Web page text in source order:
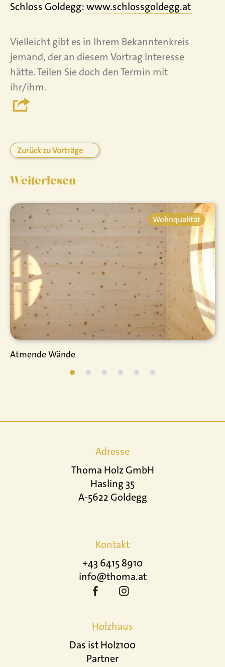
Schloss Goldegg:www.schlossgoldegg.at
Vielleicht gibt es in Ihrem Bekanntenkreis
jemand, der an diesem Vortrag Interesse
hätte. Teilen Sie doch den Termin mit
ihr/ihm.
Zurück zu Vorträge
Weiterlesen
Wohnqualität
Atmende Wände
Adresse
Thoma Holz GmbH
Hasling 35
A-5622 Goldegg
Kontakt
+43 6415 8910
info@thoma.at
Holzhaus
Das ist Holz100
Partner